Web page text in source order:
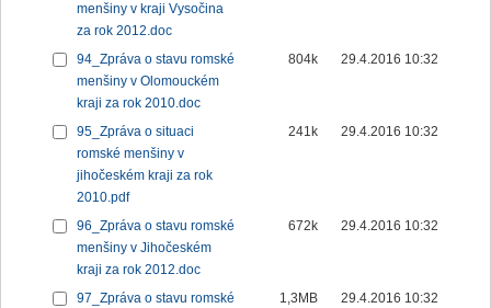
menšiny v kraji Vysočina
za rok 2012.doc
94_Zpráva o stavu romské
menšiny v Olomouckém
kraji za rok 2010.doc
804k 29.4.2016 10:32
95_Zpráva o situaci
romské menšiny v
jihočeském kraji za rok
2010.pdf
241k 29.4.2016 10:32
96_Zpráva o stavu romské
menšiny v Jihočeském
kraji za rok 2012.doc
672k 29.4.2016 10:32
97_Zpráva o stavu romské
1,3MB 29.4.2016 10:32